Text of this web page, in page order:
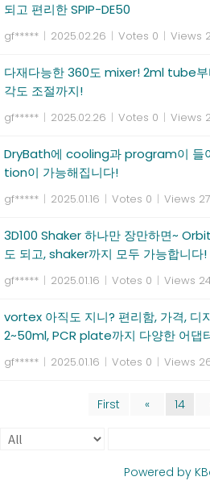
되고 편리한 SPIP-DE50
gf***** | 2025.02.26 | Votes 0 | Views
다재다능한 360도 mixer! 2ml tube
각도 조절까지!
gf***** | 2025.02.26 | Votes 0 | Views
DryBath에 cooling과 program이 들
tion이 가능해집니다!
gf***** | 2025.01.16 | Votes 0 | Views
3D100 Shaker 하나만 장만하면~
도 되고, shaker까지 모두 가능합니다!
gf***** | 2025.01.16 | Votes 0 | Views
vortex 아직도 지니? 편리함, 가격, 디
2~50ml, PCR plate까지 다양한 어댑
gf***** | 2025.01.16 | Votes 0 | Views
First « 14
Powered by